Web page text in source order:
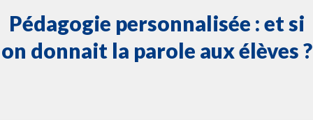
Pédagogie personnalisée : et si
on donnait la parole aux élèves ?